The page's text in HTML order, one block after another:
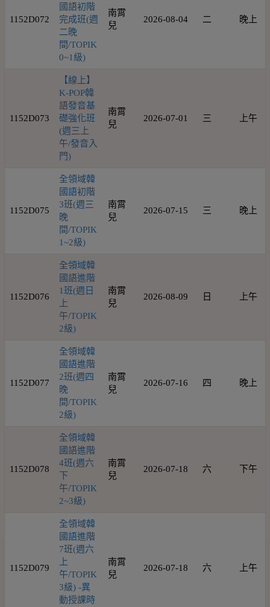
1152D072
國語初階
完成班(週
二晚
間/TOPIK
0~1級)
南霄
兒
2026-08-04 二 晚上
1152D073
【線上】
K-POP韓
語發音基
礎強化班
(週三上
午/發音入
門)
南霄
兒
2026-07-01 三 上午
1152D075
全領域韓
國語初階
3班(週三
晚
間/TOPIK
1~2級)
南霄
兒
2026-07-15 三 晚上
1152D076
全領域韓
國語進階
1班(週日
上
午/TOPIK
2級)
南霄
兒
2026-08-09 日 上午
1152D077
全領域韓
國語進階
2班(週四
晚
間/TOPIK
2級)
南霄
兒
2026-07-16 四 晚上
1152D078
全領域韓
國語進階
4班(週六
下
午/TOPIK
2~3級)
南霄
兒
2026-07-18 六 下午
1152D079
全領域韓
國語進階
7班(週六
上
午/TOPIK
3級) -異
動授課時
南霄
兒
2026-07-18 六 上午